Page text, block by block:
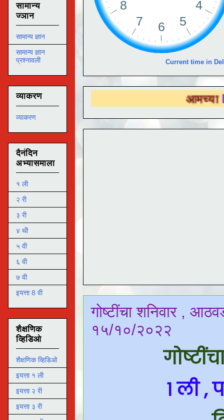
Current time in
DS
गोष्टींचा शनिवार ,
१५/१०/२०२२
१ ली ,
सामान्य
ज्ञान
सामान्य ज्ञान
सामान्य ज्ञान
प्रश्नावली
व्याकरण
व्याकरण
दैनंदिन
अभ्यासमाला
१ ली
२ री
३ री
४ थी
५ वी
६ वी
७ वी
इयत्ता 8 वी
शैक्षणिक
व्हिडिओ
शैक्षणिक व्हिडिओ
इयत्ता १ ली
इयत्ता २ री
इयत्ता ३ री